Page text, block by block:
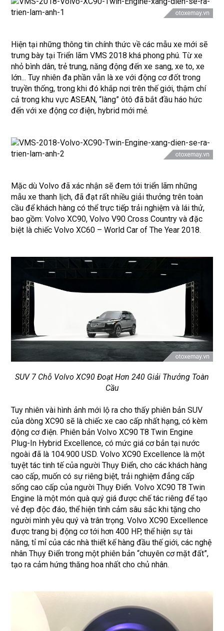
Hiện tại những thông tin chính thức về các mẫu xe mới sẽ
trưng bày tại Triển lãm VMS 2018 khá phong phú. Từ xe
nhỏ bình dân, trẻ trung, năng động đến xe sang, xe to, xe
lớn... Tuy nhiên đa phần vẫn là xe với động cơ đốt trong
truyền thống, trong khi đó khắp nơi trên thế giới, thậm chí
cả trong khu vực ASEAN, “làng” ôtô đã bắt đầu háo hức
đến với xe động cơ điện, hybrid mới mẻ.
Mặc dùVolvo đã xác nhận sẽ đem tới triển lãm những
mẫu xe thanh lịch, đã đạt rất nhiều giải thưởng trên toàn
cầu để khách hàng có thể trực tiếp trải nghiệm và lái thử,
bao gồm: Volvo XC90, Volvo V90 Cross Country và đặc
biệt là chiếc Volvo XC60 – World Car of The Year 2018.
SUV 7 Chỗ Volvo XC90 Đoạt Hơn 240 Giải Thưởng Toàn
Cầu
Tuy nhiên vài hình ảnh mới lộ ra cho thấy phiên bảnSUV
của dòng XC90 sẽ là chiếc xe cao cấp nhất hạng, có kèm
động cơ điện. Phiên bản Volvo XC90 T8 Twin Engine
Plug-In Hybrid Excellence, có mức giá cơ bản tại nước
ngoài đã là 104.900 USD. Volvo XC90 Excellence là một
tuyệt tác tinh tế của người Thụy Điển, cho các khách hàng
cao cấp, muốn có sự riêng biệt, trải nghiệm đẳng cấp
sống cao cấp của người Thụy Điển. Volvo XC90 T8 Twin
Engine là một món quà quý giá được chế tác riêng để tạo
vẻ đẹp độc đáo, thể hiện tình cảm sâu sắc khi tặng cho
người mình yêu quý và trân trọng. Volvo XC90 Excellence
được trang bị động cơ tới hơn 400 HP, thể hiện sự tài
năng, tỉ mỉ của các nhà thiết kế hàng đầu thế giới, các nghệ
nhân Thụy Điển trong một phiên bản “chuyên cơ mặt đất”,
tạo ra cảm hứng thăng hoa nhất cho chủ nhân.